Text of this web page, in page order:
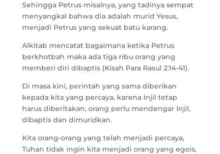
Sehingga Petrus misalnya, yang tadinya sempat
menyangkal bahwa dia adalah murid Yesus,
menjadi Petrus yang sekuat batu karang.
Alkitab mencatat bagaimana ketika Petrus
berkhotbah maka ada tiga ribu orang yang
memberi diri dibaptis (Kisah Para Rasul 2:14-41).
Di masa kini, perintah yang sama diberikan
kepada kita yang percaya, karena Injil tetap
harus diberitakan, orang perlu mendengar Injil,
dibaptis dan dimuridkan.
Kita orang-orang yang telah menjadi percaya,
Tuhan tidak ingin kita menjadi orang yang egois,